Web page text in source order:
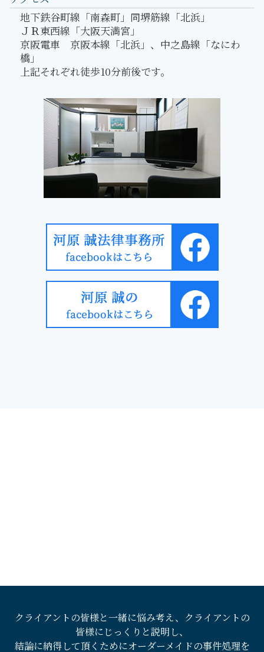
地下鉄谷町線「南森町」同堺筋線「北浜」
ＪＲ東西線「大阪天満宮」
京阪電車 京阪本線「北浜」、中之島線「なにわ
橋」
上記それぞれ徒歩10分前後です。
クライアントの皆様と一緒に悩み考え、クライアントの
皆様にじっくりと説明し、
結論に納得して頂くためにオーダーメイドの事件処理を